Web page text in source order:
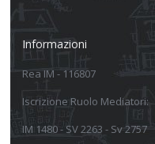
Informazioni
Rea IM - 116807
Iscrizione Ruolo Mediatori:
IM 1480 - SV 2263 - Sv 2757